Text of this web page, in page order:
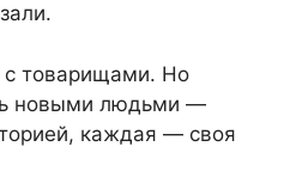
с товарищами. Но
новыми людьми —
каждая — своя